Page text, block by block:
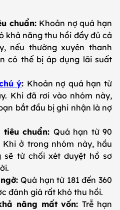
chuẩn: Khoản nợ quá hạn
khả năng thu hồi đầy đủ cả
nếu thường xuyên thanh
có thể bị áp dụng lãi suất
ý: Khoản nợ quá hạn từ
Khi đã rơi vào nhóm này,
bắt đầu bị ghi nhận là nợ
chuẩn: Quá hạn từ 90
Khi ở trong nhóm này, hầu
sẽ từ chối xét duyệt hồ sơ
ngờ:Quá hạn từ 181 đến 360
đánh giá rất khó thu hồi.
năng mất vốn:Trễ hạn